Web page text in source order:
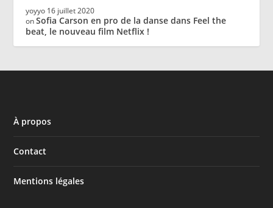
yoyyo 16 juillet 2020
onSofia Carson en pro de la danse dans Feel the
beat, le nouveau film Netflix !
À propos
Contact
Mentions légales